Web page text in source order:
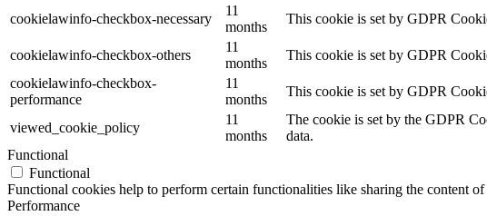
cookielawinfo-checkbox-necessary
11
months
This cookie is set by GDPR
cookielawinfo-checkbox-others
11
months
This cookie is set by GDPR
cookielawinfo-checkbox-
performance
11
months
This cookie is set by GDPR
viewed_cookie_policy
11
months
The cookie is set by the GDPR
data.
Functional
Functional
Functional cookies help to perform certain functionalities like sharing the content
Performance